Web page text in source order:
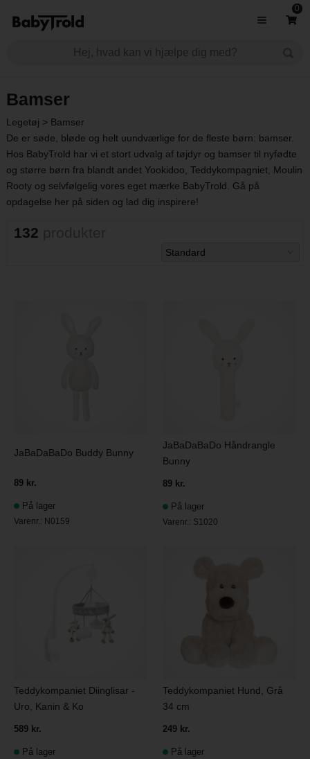
0
Bamser
Legetøj > Bamser
De er søde, bløde og helt uundværlige for de fleste børn: bamser.
Hos BabyTrold har vi et stort udvalg af tøjdyr og bamser til nyfødte
og større børn fra blandt andet Yookidoo, Teddykompagniet, Moulin
Rooty og selvfølgelig vores eget mærke BabyTrold. Gå på
opdagelse her på siden og lad dig inspirere!
132
JaBaDaBaDo Buddy Bunny
89 kr.
På lager
Varenr.: N0159
JaBaDaBaDo Håndrangle
Bunny
89 kr.
På lager
Varenr.: S1020
Teddykompaniet Diinglisar -
Uro, Kanin & Ko
589 kr.
På lager
Teddykompaniet Hund, Grå
34 cm
249 kr.
På lager